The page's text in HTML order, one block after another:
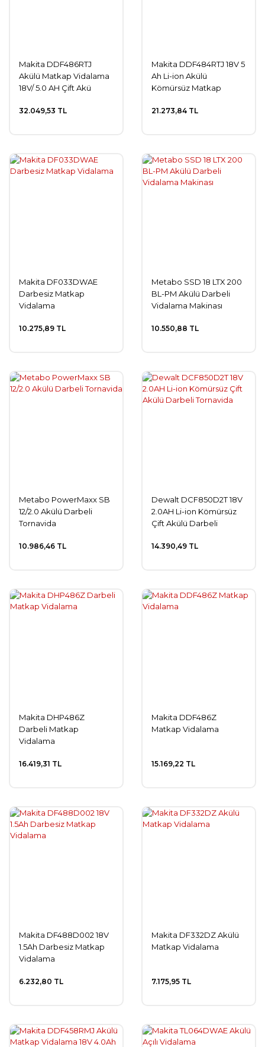
Makita DDF486RTJ
Akülü Matkap Vidalama
18V/ 5.0 AH Çift Akü
32.049,53 TL
Makita DDF484RTJ 18V 5
Ah Li-ion Akülü
Kömürsüz Matkap
21.273,84 TL
Makita DF033DWAE
Darbesiz Matkap
Vidalama
10.275,89 TL
Metabo SSD 18 LTX 200
BL-PM Akülü Darbeli
Vidalama Makinası
10.550,88 TL
Metabo PowerMaxx SB
12/2.0 Akülü Darbeli
Tornavida
10.986,46 TL
Dewalt DCF850D2T 18V
2.0AH Li-ion Kömürsüz
Çift Akülü Darbeli
14.390,49 TL
Makita DHP486Z
Darbeli Matkap
Vidalama
16.419,31 TL
Makita DDF486Z
Matkap Vidalama
15.169,22 TL
Makita DF488D002 18V
1.5Ah Darbesiz Matkap
Vidalama
6.232,80 TL
Makita DF332DZ Akülü
Matkap Vidalama
7.175,95 TL